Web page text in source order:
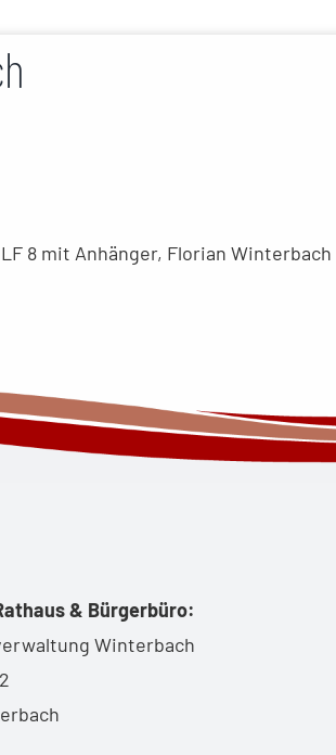
8 mit Anhänger, Florian Winterbach
& Bürgerbüro:
Winterbach